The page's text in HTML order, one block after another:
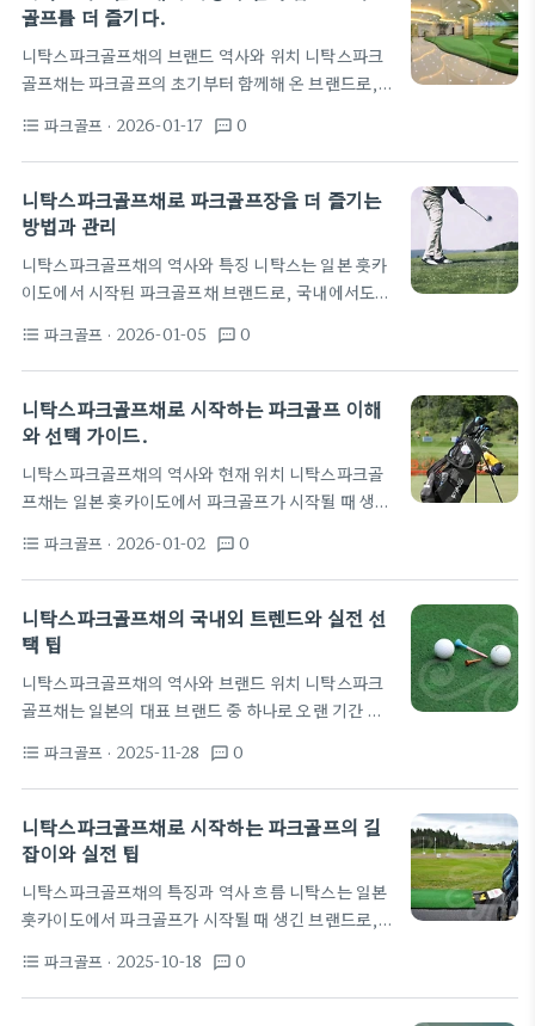
려한 재질 구성이 특징이다. 가격 대비 성능이 합리적
다. 일본의 파크골프 초기 브랜드로서 니탁스의 글로
벌 공급망은 한국 시장에서도 빠르게 확산됐다. 실전
에서 반응이 좋았던 모델은 코어 샷의 안정성과 컨트
골프를 더 즐기다.
니탁스파크골프채의 브랜드 역사와 위치 니탁스파크
골프채는 파크골프의 초기부터 함께해 온 브랜드로,
습니다. 국내에서도 손에 꼽히는 인기 브랜드로 자리
잡았으며, 많은 선수와 취미인에게 신뢰를 주고 있습
니다. 이러한 브랜드력은 파크골프채를 선택할 때 중
요한 기준으로 작용합니다. 니탁스의 강점은 일관된
골프장 장비 시장에서 니탁스는 오랜 역사를 가진 브
랜드로 널리 알려져 있습니다. 대체로 혼마, 미즈노,
야마하 같은 브랜드와 함께 국내에서 자주 언급되지
쉽게 구입할 수…
format_list_bulleted 파크골프 · 2026-01-17 textsms 0
니탁스파크골프채로 파크골프장을 더 즐기는
방법과 관리
니탁스파크골프채의 역사와 특징 니탁스는 일본 훗카
이도에서 시작된 파크골프채 브랜드로, 국내에서도
가받으며 파크골프의 발전과 함께 대중화에 기여해 왔
다. 대회 시상식에서도 니탁스 계통의 제품이 종종 소
개되곤 하며, 큰 관심을 받는다. 이 브랜드의 초기 모
델 중 하나인 G3와 패밀리Ⅱ는 오랫동안 많은 선수들
형과 즐거운 타구감을 중시하는 설계가 특징이다. 그
립과 샤프트의 조합은 모델에 따라 다르지만, 파크골
프장의 코스 특성에 맞춘 안정감을 제공한다. 일부 모
format_list_bulleted 파크골프 · 2026-01-05 textsms 0
니탁스파크골프채로 시작하는 파크골프 이해
와 선택 가이드.
니탁스파크골프채의 역사와 현재 위치 니탁스파크골
프채는 일본 홋카이도에서 파크골프가 시작될 때 생긴
브랜드로 통하는 이미지는 국내에서도 신뢰와 연관되
며 사용자의 기호를 반영한 라인업을 만들어 왔다. 한
국 시장에서도 니탁스는 대중적인 선택지로 자리 잡으
며 다양한 세트 구성이 존재한다. 최근에는 일본 직구
넓어졌다. 이 브랜드의 이름값은 초보자는 물론 중급
자에게도 일정 수준의 안정감을 제공한다. 니탁스의
라인업은 G3와 패밀리 시리즈 같은 모델들을 중심으
format_list_bulleted 파크골프 · 2026-01-02 textsms 0
니탁스파크골프채의 국내외 트렌드와 실전 선
택 팁
니탁스파크골프채의 역사와 브랜드 위치 니탁스파크
골프채는 일본의 대표 브랜드 중 하나로 오랜 기간 파
기 일본 브랜드 수입이 활발해지며 니탁스파크골프채
는 신뢰도 높은 선택지로 자리잡았다. 현대의 파크골
프 경기는 거리와 코스의 다양성에 따라 채의 안정성
과 컨트롤을 중시하는 경향이 강해졌고, 니탁스는 이
량형에서 고강도 모델까지 다양하게 구성되어 있어 선
수의 체형과 스윙 특성에 맞춘 선택이 가능하다. 니탁
스파크골프채의 브랜드 위치는 일본 브랜드의 기술력
format_list_bulleted 파크골프 · 2025-11-28 textsms 0
니탁스파크골프채로 시작하는 파크골프의 길
잡이와 실전 팁
니탁스파크골프채의 특징과 역사 흐름 니탁스는 일본
훗카이도에서 파크골프가 시작될 때 생긴 브랜드로,
다. 이 브랜드는 파크골프의 기초 도구로 오랜 기간 사
용되며, 많은 선수들이 채의 품질과 내구성을 먼저 확
format_list_bulleted 파크골프 · 2025-10-18 textsms 0